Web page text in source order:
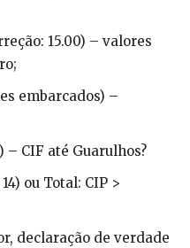
15.00) – valores
embarcados) –
CIF até Guarulhos?
ou Total: CIP >
declaração de verdade